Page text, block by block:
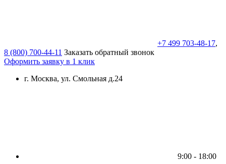
+7 499 703-48-17,
8 (800) 700-44-11 Заказать обратный звонок
Оформить заявку в 1 клик
г. Москва, ул. Смольная д.24
9:00 - 18:00